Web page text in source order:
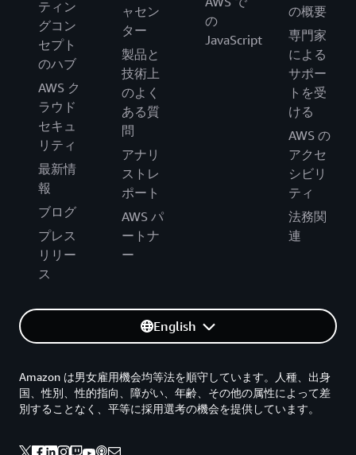
ティン
グコン
セプト
のハブ
AWS ク
ラウド
セキュ
リティ
最新情
報
ブログ
プレス
リリー
ス
ャセン
ター
製品と
技術上
のよく
ある質
問
アナリ
ストレ
ポート
AWS パ
ートナ
ー
の
JavaScript
の概要
専門家
による
サポー
トを受
ける
AWS の
アクセ
シビリ
ティ
法務関
連
English
Amazon は男女雇用機会均等法を順守しています。人種、出身
国、性別、性的指向、障がい、年齢、その他の属性によって差
別することなく、平等に採用選考の機会を提供しています。